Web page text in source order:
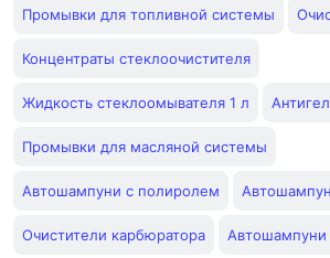
Промывки для топливной системы
Концентраты стеклоочистителя
Жидкость стеклоомывателя 1 л
Промывки для масляной системы
Автошампуни с полиролем
Очистители карбюратора Автошампуни